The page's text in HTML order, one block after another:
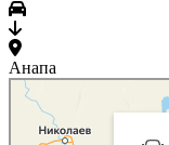
Анапа